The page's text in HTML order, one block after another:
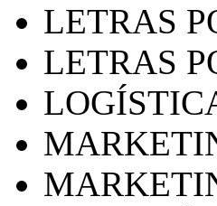
LETRAS
LETRAS